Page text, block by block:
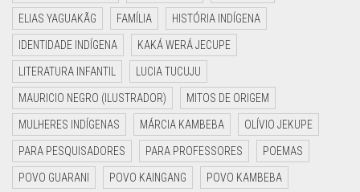
ELIAS YAGUAKÃG FAMÍLIA HISTÓRIA INDÍGENA
IDENTIDADE INDÍGENA KAKÁ WERÁ JECUPE
LITERATURA INFANTIL LUCIA TUCUJU
MAURICIO NEGRO (ILUSTRADOR) MITOS DE ORIGEM
MULHERES INDÍGENAS MÁRCIA KAMBEBA OLÍVIO JEKUPE
PARA PESQUISADORES PARA PROFESSORES POEMAS
POVO GUARANI POVO KAINGANG POVO KAMBEBA